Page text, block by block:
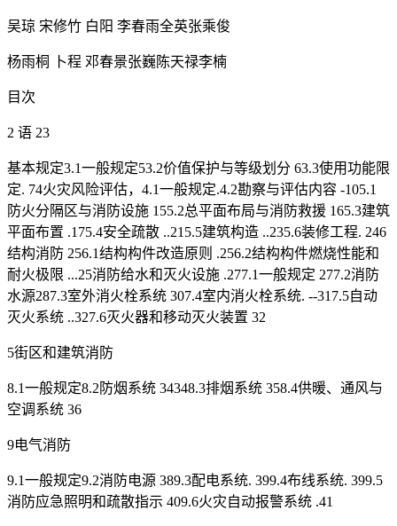
吴琼 宋修竹 白阳 李春雨全英张乘俊
杨雨桐 卜程 邓春景张巍陈天禄李楠
目次
2 语 23
基本规定3.1一般规定53.2价值保护与等级划分 63.3使用功能限
定. 74火灾风险评估，4.1一般规定.4.2勘察与评估内容 -105.1
防火分隔区与消防设施 155.2总平面布局与消防救援 165.3建筑
平面布置 .175.4安全疏散 ..215.5建筑构造 ..235.6装修工程. 246
结构消防 256.1结构构件改造原则 .256.2结构构件燃烧性能和
耐火极限 ...25消防给水和灭火设施 .277.1一般规定 277.2消防
水源287.3室外消火栓系统 307.4室内消火栓系统. --317.5自动
灭火系统 ..327.6灭火器和移动灭火装置 32
5街区和建筑消防
8.1一般规定8.2防烟系统 34348.3排烟系统 358.4供暖、通风与
空调系统 36
9电气消防
9.1一般规定9.2消防电源 389.3配电系统. 399.4布线系统. 399.5
消防应急照明和疏散指示 409.6火灾自动报警系统 .41